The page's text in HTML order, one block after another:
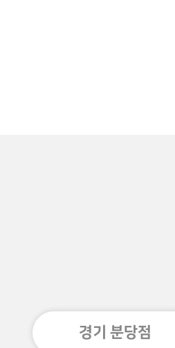
경기 분당점